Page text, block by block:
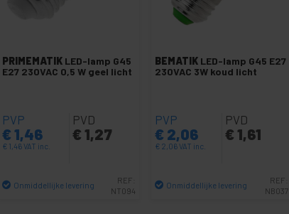
PRIMEMATIK LED-lamp G45
E27 230VAC 0,5 W geel licht
PVP
€ 1,46
€ 1,46VAT inc.
PVD
€ 1,27
Onmiddellijke levering
REF:
NT094
BEMATIK LED-lamp G45 E27
230VAC 3W koud licht
PVP
€ 2,06
€ 2,06VAT inc.
PVD
€ 1,61
Onmiddellijke levering
REF:
NB037